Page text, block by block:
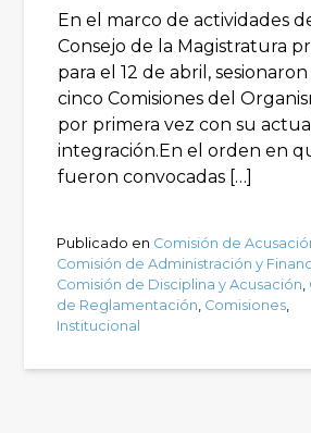
En el marco de actividades
Consejo de la Magistratura
para el 12 de abril, sesionaron
cinco Comisiones del
por primera vez con su actual
integración.En el orden en
fueron convocadas […]
Publicado en Comisión de
Comisión de Administración y
Comisión de Disciplina y Acusación,
de Reglamentación, Comisiones,
Institucional